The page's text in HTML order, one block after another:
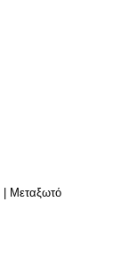
| Μεταξωτό